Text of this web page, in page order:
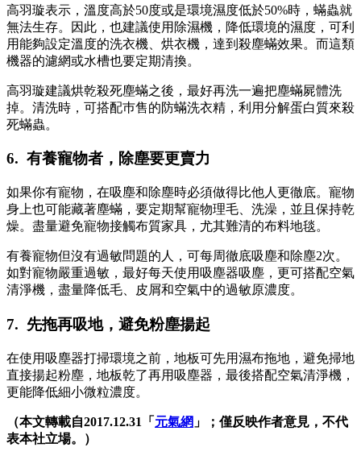
高羽璇表示，溫度高於50度或是環境濕度低於50%時，蟎蟲就
無法生存。因此，也建議使用除濕機，降低環境的濕度，可利
用能夠設定溫度的洗衣機、烘衣機，達到殺塵蟎效果。而這類
機器的濾網或水槽也要定期清換。
高羽璇建議烘乾殺死塵蟎之後，最好再洗一遍把塵蟎屍體洗
掉。清洗時，可搭配巿售的防蟎洗衣精，利用分解蛋白質來殺
死蟎蟲。
6. 有養寵物者，除塵要更賣力
如果你有寵物，在吸塵和除塵時必須做得比他人更徹底。寵物
身上也可能藏著塵蟎，要定期幫寵物理毛、洗澡，並且保持乾
燥。盡量避免寵物接觸布質家具，尤其難清的布料地毯。
有養寵物但沒有過敏問題的人，可每周徹底吸塵和除塵2次。
如對寵物嚴重過敏，最好每天使用吸塵器吸塵，更可搭配空氣
清淨機，盡量降低毛、皮屑和空氣中的過敏原濃度。
7. 先拖再吸地，避免粉塵揚起
在使用吸塵器打掃環境之前，地板可先用濕布拖地，避免掃地
直接揚起粉塵，地板乾了再用吸塵器，最後搭配空氣清淨機，
更能降低細小微粒濃度。
（本文轉載自2017.12.31「 元氣網 」；僅反映作者意見，不代
表本社立場。）